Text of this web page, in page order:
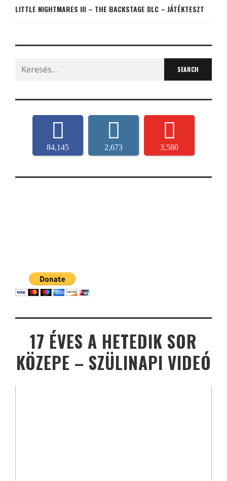
LITTLE NIGHTMARES III – THE BACKSTAGE DLC – JÁTÉKTESZT
Search
for:
84,145 2,673 3,580
17 ÉVES A HETEDIK SOR
KÖZEPE – SZÜLINAPI VIDEÓ